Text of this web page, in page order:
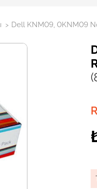
> Dell KNM09, 0KNM09